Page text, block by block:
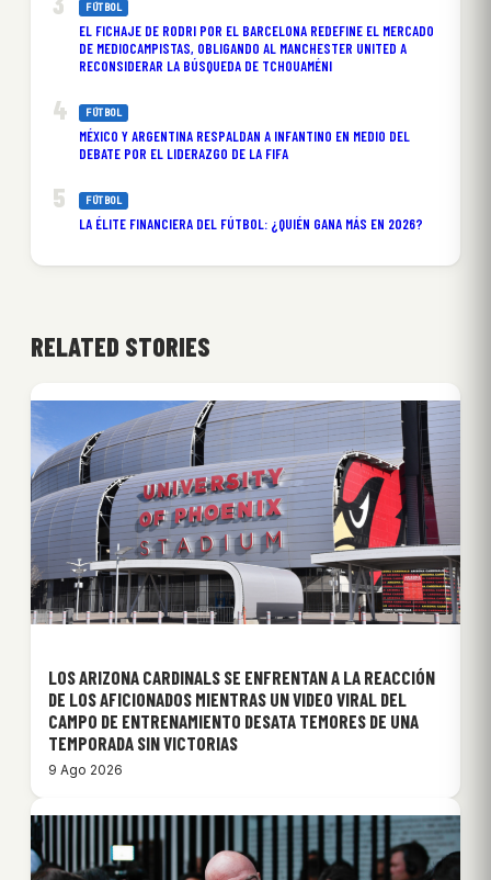
FÚTBOL
EL FICHAJE DE RODRI POR EL BARCELONA REDEFINE EL MERCADO
DE MEDIOCAMPISTAS, OBLIGANDO AL MANCHESTER UNITED A
RECONSIDERAR LA BÚSQUEDA DE TCHOUAMÉNI
FÚTBOL
MÉXICO Y ARGENTINA RESPALDAN A INFANTINO EN MEDIO DEL
DEBATE POR EL LIDERAZGO DE LA FIFA
FÚTBOL
LA ÉLITE FINANCIERA DEL FÚTBOL: ¿QUIÉN GANA MÁS EN 2026?
RELATED STORIES
LOS ARIZONA CARDINALS SE ENFRENTAN A LA REACCIÓN
DE LOS AFICIONADOS MIENTRAS UN VIDEO VIRAL DEL
CAMPO DE ENTRENAMIENTO DESATA TEMORES DE UNA
TEMPORADA SIN VICTORIAS
9 Ago 2026